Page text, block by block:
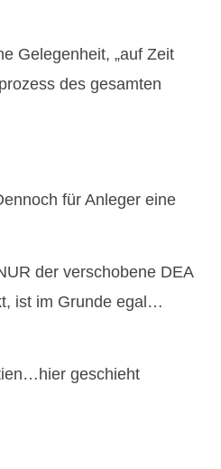
Gelegenheit, „auf Zeit
des gesamten
für Anleger eine
der verschobene DEA
ist im Grunde egal…
geschieht